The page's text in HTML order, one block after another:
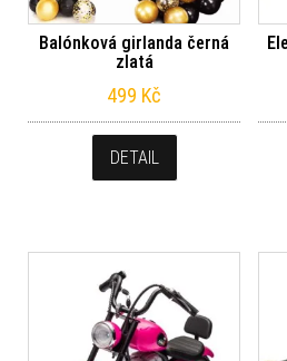
Balónková girlanda černá
zlatá
499 Kč
DETAIL